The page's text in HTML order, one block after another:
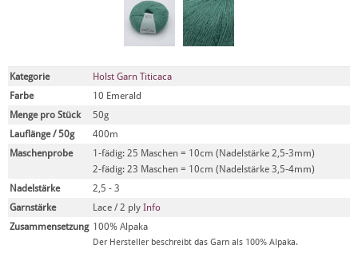
Kategorie
Holst Garn Titicaca
Farbe
10 Emerald
Menge pro Stück
50g
Lauflänge / 50g
400m
Maschenprobe
1-fädig: 25 Maschen = 10cm (Nadelstärke 2,5-3mm)
2-fädig: 23 Maschen = 10cm (Nadelstärke 3,5-4mm)
Nadelstärke
2,5 - 3
Garnstärke
Lace / 2 ply Info
Zusammensetzung 100% Alpaka
Der Hersteller beschreibt das Garn als 100% Alpaka.